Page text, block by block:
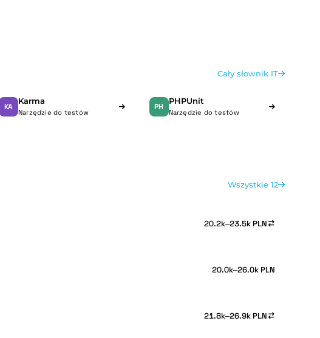
Cały słownik IT
KA
Karma
Narzędzie do testów
PH
PHPUnit
Narzędzie do testów
Wszystkie 12
20.2k–23.5k PLN
20.0k–26.0k PLN
21.8k–26.9k PLN